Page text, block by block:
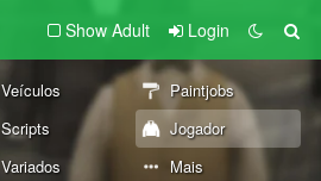
Show Adult Login
Veículos
Paintjobs
Scripts
Jogador
Variados Mais